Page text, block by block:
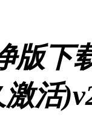
版下
活